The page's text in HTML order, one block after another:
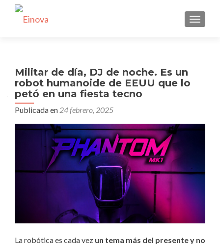
Militar de día, DJ de noche. Es un
robot humanoide de EEUU que lo
petó en una fiesta tecno
Publicada en 24 febrero, 2025
La robótica es cada vez un tema más del presente y no